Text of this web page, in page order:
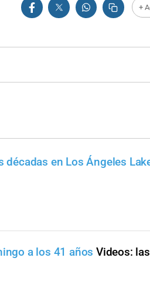
+
décadas en Los Ángeles
a los 41 años Videos: